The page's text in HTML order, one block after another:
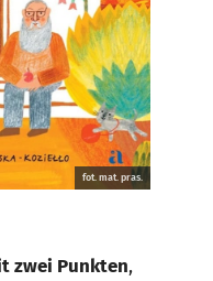
fot. mat. pras.
zwei Punkten,